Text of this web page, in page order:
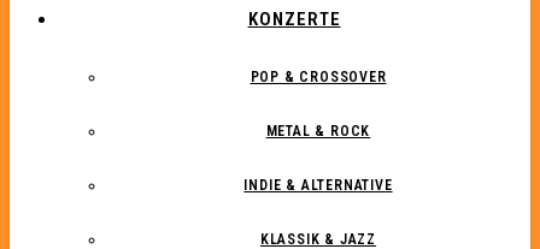
KONZERTE
POP & CROSSOVER
METAL & ROCK
INDIE & ALTERNATIVE
KLASSIK & JAZZ